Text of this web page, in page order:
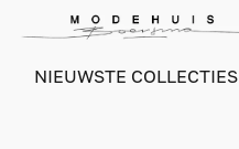
NIEUWSTE COLLECTIES